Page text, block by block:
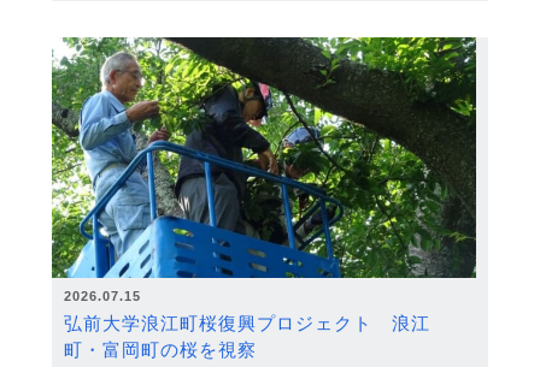
2026.07.15
弘前大学浪江町桜復興プロジェクト 浪江
町・富岡町の桜を視察